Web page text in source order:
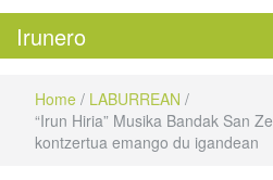
Irunero
Home / LABURREAN /
“Irun Hiria” Musika Bandak San
kontzertua emango du igandean